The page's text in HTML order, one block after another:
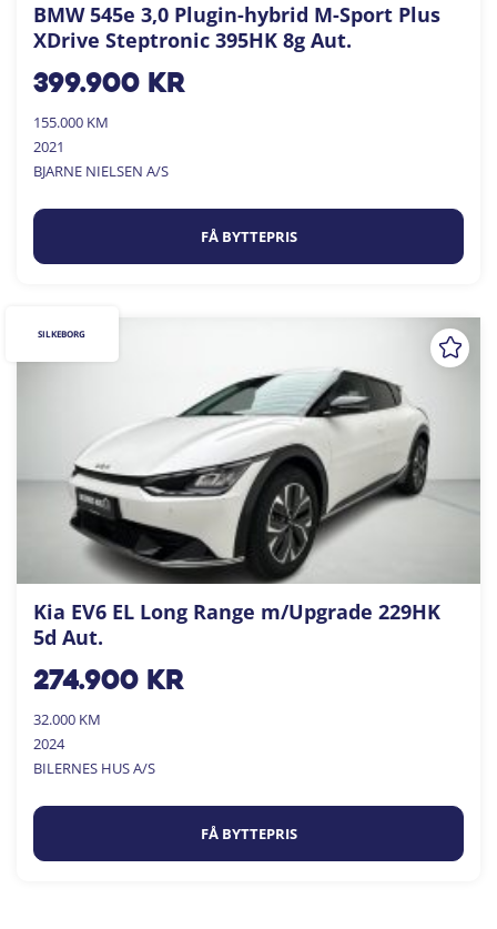
BMW 545e 3,0 Plugin-hybrid M-Sport Plus
XDrive Steptronic 395HK 8g Aut.
399.900kr
155.000 KM
2021
BJARNE NIELSEN A/S
FÅ BYTTEPRIS
Kia EV6 EL Long Range m/Upgrade 229HK
5d Aut.
274.900kr
32.000 KM
2024
BILERNES HUS A/S
FÅ BYTTEPRIS
SILKEBORG